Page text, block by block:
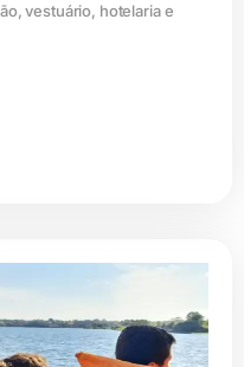
vestuário, hotelaria e